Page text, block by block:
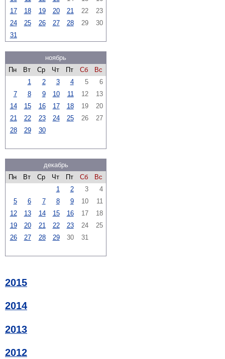
17
18 19 20 21 22
23
24
25 26 27 28 29
30
31
ноябрь
Пн
Вт Ср Чт Пт Сб
Вс
1
2 3 4 5
6
7
8 9 10 11 12
13
14
15 16 17 18 19
20
21
22 23 24 25 26
27
28
29 30
декабрь
Пн
Вт Ср Чт Пт Сб
Вс
1
2 3
4
5
6 7 8 9 10
11
12
13 14 15 16 17
18
19
20 21 22 23 24
25
26
27 28 29 30 31
2015
2014
2013
2012